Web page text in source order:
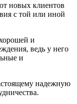
новых клиентов
с той или иной
и
ведь у него
и
надежную